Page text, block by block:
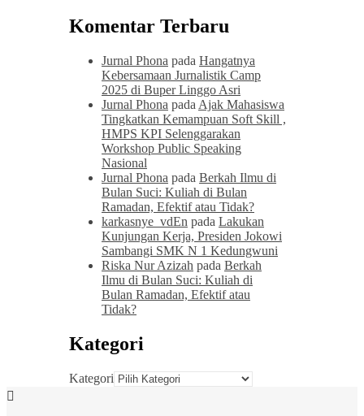
Komentar Terbaru
Jurnal Phona pada Hangatnya
Kebersamaan Jurnalistik Camp
2025 di Buper Linggo Asri
Jurnal Phona pada Ajak Mahasiswa
Tingkatkan Kemampuan Soft Skill ,
HMPS KPI Selenggarakan
Workshop Public Speaking
Nasional
Jurnal Phona pada Berkah Ilmu di
Bulan Suci: Kuliah di Bulan
Ramadan, Efektif atau Tidak?
karkasnye_vdEn pada Lakukan
Kunjungan Kerja, Presiden Jokowi
Sambangi SMK N 1 Kedungwuni
Riska Nur Azizah pada Berkah
Ilmu di Bulan Suci: Kuliah di
Bulan Ramadan, Efektif atau
Tidak?
Kategori
Kategori